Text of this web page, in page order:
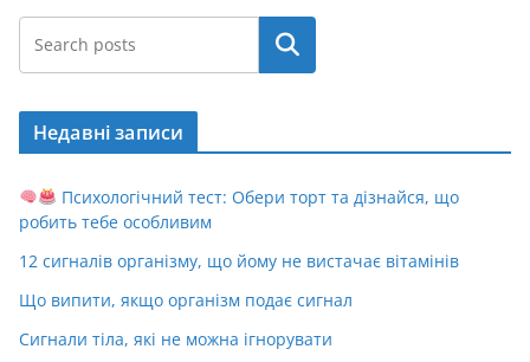
o
k
n
с
Пошук
Недавні записи
Психологічний тест: Обери торт та дізнайся, що
робить тебе особливим
12 сигналів організму, що йому не вистачає вітамінів
Що випити, якщо організм подає сигнал
Сигнали тіла, які не можна ігнорувати